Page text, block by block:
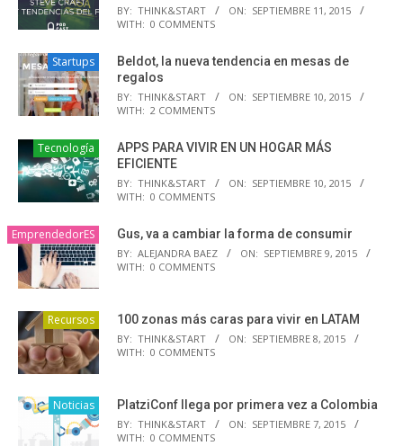
BY: THINK&START ON: SEPTIEMBRE 11, 2015
WITH: 0 COMMENTS
Startups
Beldot, la nueva tendencia en mesas de
regalos
BY: THINK&START ON: SEPTIEMBRE 10, 2015
WITH: 2 COMMENTS
Tecnología
APPS PARA VIVIR EN UN HOGAR MÁS
EFICIENTE
BY: THINK&START ON: SEPTIEMBRE 10, 2015
WITH: 0 COMMENTS
EmprendedorES Gus, va a cambiar la forma de consumir
BY: ALEJANDRA BAEZ ON: SEPTIEMBRE 9, 2015
WITH: 0 COMMENTS
Recursos 100 zonas más caras para vivir en LATAM
BY: THINK&START ON: SEPTIEMBRE 8, 2015
WITH: 0 COMMENTS
Noticias PlatziConf llega por primera vez a Colombia
BY: THINK&START ON: SEPTIEMBRE 7, 2015
WITH: 0 COMMENTS